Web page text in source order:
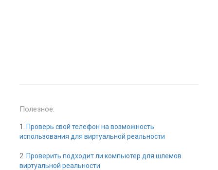
Полезное:
1.
Проверь свой телефон на возможность
использования для виртуальной реальности
2. Проверить подходит ли компьютер для шлемов
виртуальной реальности